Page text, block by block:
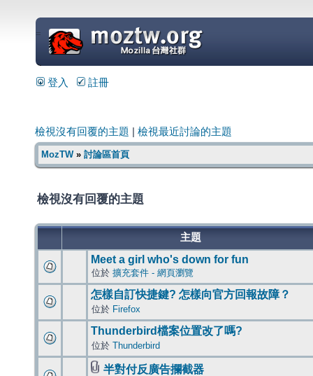
=
登入 註冊
檢視沒有回覆的主題 檢視最近討論的主題
MozTW» 討論區首頁
檢視沒有回覆的主題
主題
Meet a girl who's down for fun
位於 擴充套件 - 網頁瀏覽
怎樣自訂快捷鍵? 怎樣向官方回報故障？
位於 Firefox
Thunderbird檔案位置改了嗎?
位於 Thunderbird
半對付反廣告攔截器